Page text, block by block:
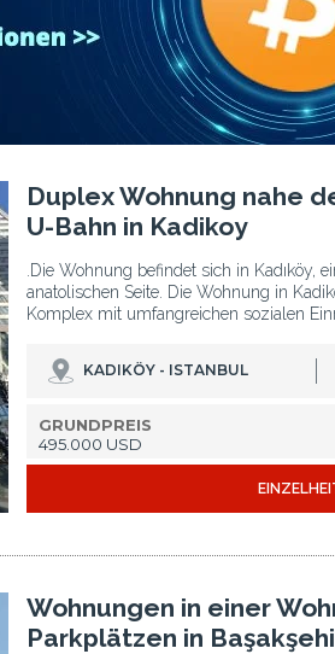
In Kadikoy 3
Duplex Wohnung nahe
U-Bahn in Kadikoy
.Die Wohnung befindet sich in Kadıköy,
anatolischen Seite. Die Wohnung in
Komplex mit umfangreichen sozialen
KADIKÖY - ISTANBUL
GRUNDPREIS
495.000 USD
Başakşehir 3
Wohnungen in einer
Parkplätzen in